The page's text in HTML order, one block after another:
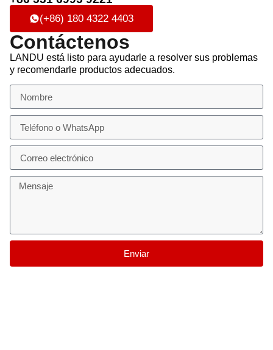
(+86) 180 4322 4403
Contáctenos
LANDU está listo para ayudarle a resolver sus problemas
y recomendarle productos adecuados.
Enviar